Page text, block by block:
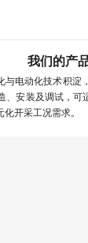
我们的产
与电动化技术积淀
、安装及调试，可
开采工况需求。